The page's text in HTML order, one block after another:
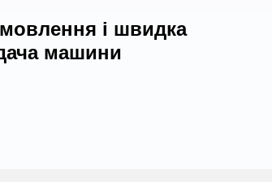
і швидка
машини